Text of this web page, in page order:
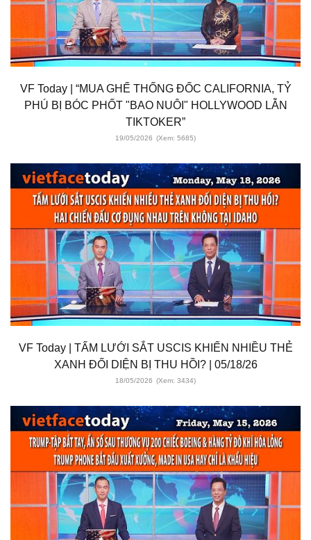
VF Today | “MUA GHẾ THỐNG ĐỐC CALIFORNIA, TỶ
PHÚ BỊ BÓC PHỐT "BAO NUÔI" HOLLYWOOD LẪN
TIKTOKER”
19/05/2026 (Xem: 5685)
VF Today | TẤM LƯỚI SẮT USCIS KHIẾN NHIỀU THẺ
XANH ĐỐI DIỆN BỊ THU HỒI? | 05/18/26
18/05/2026 (Xem: 3434)